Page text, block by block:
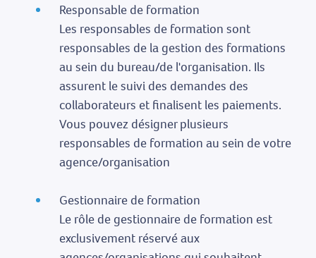
Responsable de formation
Les responsables de formation sont
responsables de la gestion des formations
au sein du bureau/de l'organisation. Ils
assurent le suivi des demandes des
collaborateurs et finalisent les paiements.
Vous pouvez désigner plusieurs
responsables de formation au sein de votre
agence/organisation
Gestionnaire de formation
Le rôle de gestionnaire de formation est
exclusivement réservé aux